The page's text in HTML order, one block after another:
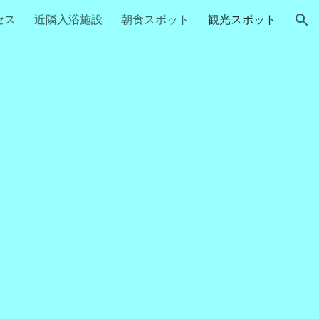
ス 近隣入浴施設 朝食スポット 観光スポット